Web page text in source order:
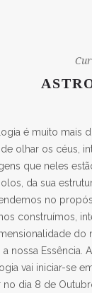
é muito mais
olhar os céus,
que neles
da sua
no
construímos,
do
a nossa Essência.
vai iniciar-se
no dia 8 de